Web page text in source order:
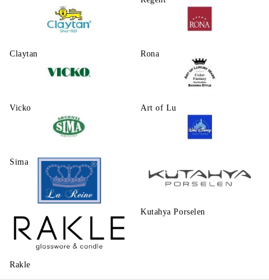
Claytаn Rona
Vicko Art of Luxury Ware
Sima
La Reine Kutahya Porselen
Rakle